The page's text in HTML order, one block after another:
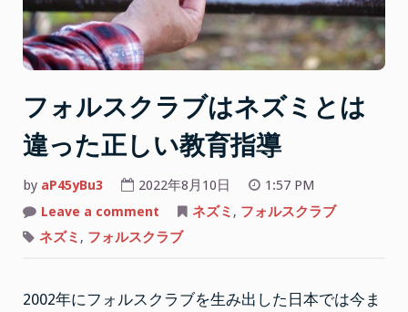
ブ
は
信
で
き
る”
フォルスクラブはネズミとは
違った正しい教育指導
by aP45yBu3 2022年8月10日
1:57 PM
Leave a comment
ォ
ル
ブ
ネズミ , フォルスクラブ
ネズミ , フォルスクラブ
2002年にフォルスクラブを生み出した日本では今ま